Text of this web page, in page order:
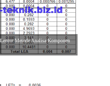
Metode Analisa Komponen